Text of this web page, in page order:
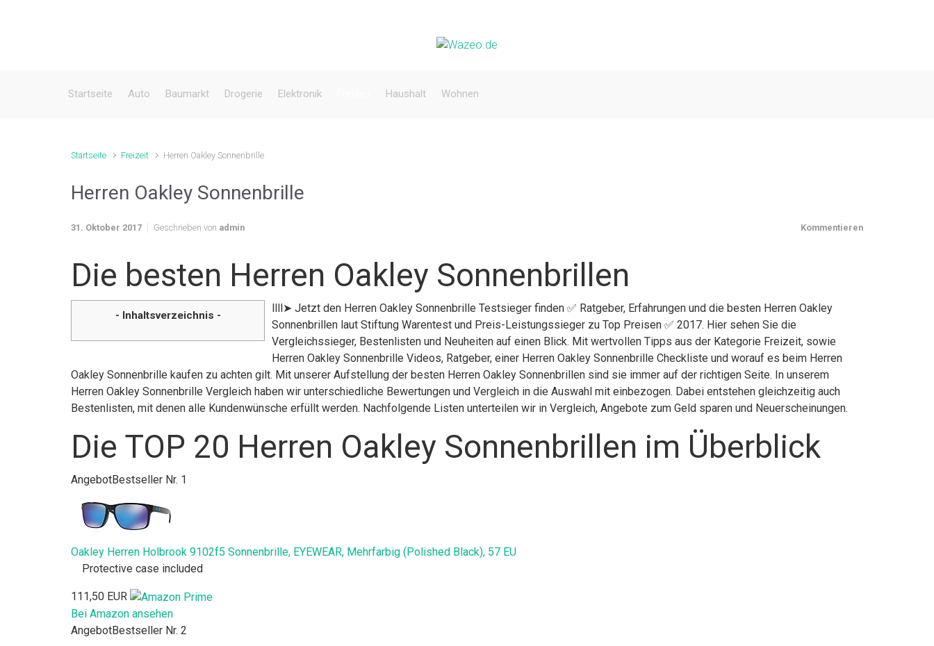
Startseite Auto Baumarkt Drogerie Elektronik Haushalt Wohnen
Startseite Freizeit Herren Oakley Sonnenbrille
Herren Oakley Sonnenbrille
31. Oktober 2017 Geschrieben von admin Kommentieren
Die besten Herren Oakley Sonnenbrillen
- Inhaltsverzeichnis -
llll➤ Jetzt den Herren Oakley Sonnenbrille Testsieger finden ✅ Ratgeber, Erfahrungen und die besten Herren Oakley
Sonnenbrillen laut Stiftung Warentest und Preis-Leistungssieger zu Top Preisen ✅ 2017. Hier sehen Sie die
Vergleichssieger, Bestenlisten und Neuheiten auf einen Blick. Mit wertvollen Tipps aus der Kategorie Freizeit, sowie
Herren Oakley Sonnenbrille Videos, Ratgeber, einer Herren Oakley Sonnenbrille Checkliste und worauf es beim Herren
Oakley Sonnenbrille kaufen zu achten gilt. Mit unserer Aufstellung der besten Herren Oakley Sonnenbrillen sind sie immer auf der richtigen Seite. In unserem
Herren Oakley Sonnenbrille Vergleich haben wir unterschiedliche Bewertungen und Vergleich in die Auswahl mit einbezogen. Dabei entstehen gleichzeitig auch
Bestenlisten, mit denen alle Kundenwünsche erfüllt werden. Nachfolgende Listen unterteilen wir in Vergleich, Angebote zum Geld sparen und Neuerscheinungen.
Die TOP 20 Herren Oakley Sonnenbrillen im Überblick
AngebotBestseller Nr. 1
Oakley Herren Holbrook 9102f5 Sonnenbrille, EYEWEAR, Mehrfarbig (Polished Black), 57 EU
Protective case included
111,50 EUR
Bei Amazon ansehen
AngebotBestseller Nr. 2